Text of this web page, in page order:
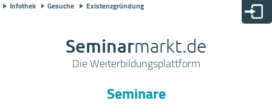
Infothek Gesuche Existenzgründung
Seminarmarkt.de
Die Weiterbildungsplattform
Seminare